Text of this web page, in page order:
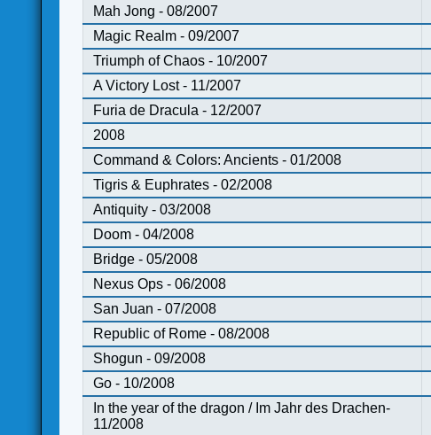
Mah Jong - 08/2007
Magic Realm - 09/2007
Triumph of Chaos - 10/2007
A Victory Lost - 11/2007
Furia de Dracula - 12/2007
2008
Command & Colors: Ancients - 01/2008
Tigris & Euphrates - 02/2008
Antiquity - 03/2008
Doom - 04/2008
Bridge - 05/2008
Nexus Ops - 06/2008
San Juan - 07/2008
Republic of Rome - 08/2008
Shogun - 09/2008
Go - 10/2008
In the year of the dragon / Im Jahr des Drachen-
11/2008